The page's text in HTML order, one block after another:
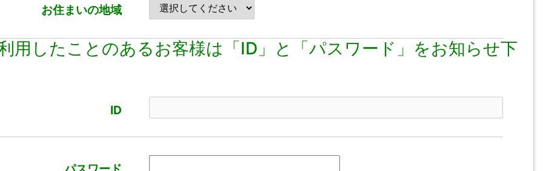
お住まいの地域
用したことのあるお客様は「ID」と「パスワード」をお知らせ下
ID